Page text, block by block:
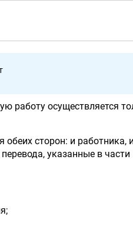
работу осуществляется
обеих сторон: и работника,
указанные в части